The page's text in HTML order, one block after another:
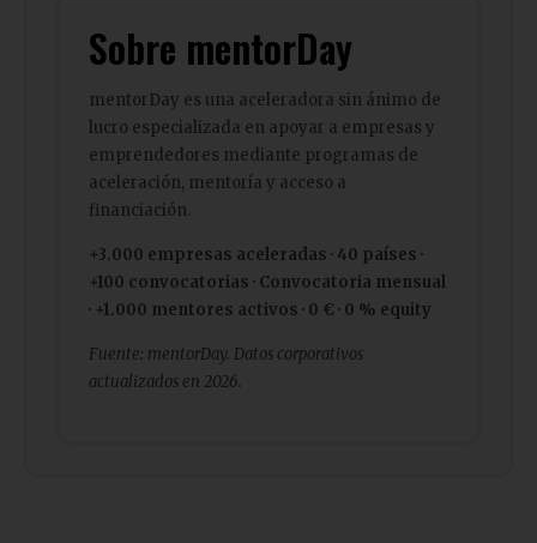
Sobre mentorDay
mentorDay es una aceleradora sin ánimo de
lucro especializada en apoyar a empresas y
emprendedores mediante programas de
aceleración, mentoría y acceso a
financiación.
+3.000 empresas aceleradas · 40 países ·
+100 convocatorias · Convocatoria mensual
· +1.000 mentores activos · 0 € · 0 % equity
Fuente: mentorDay. Datos corporativos
actualizados en 2026.